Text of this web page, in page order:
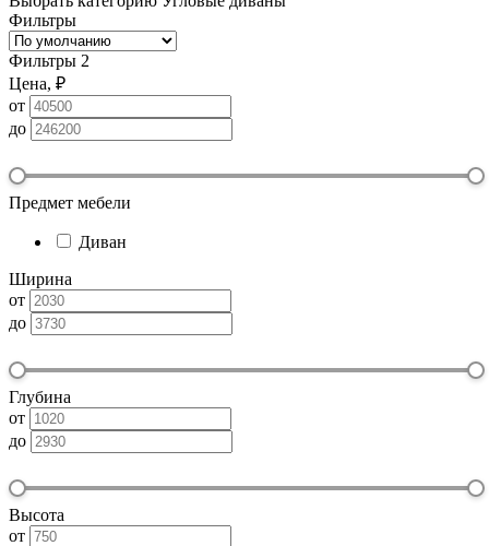
Фильтры
Фильтры 2
Цена, ₽
от
до
Предмет мебели
Диван
Ширина
от
до
Глубина
от
до
Высота
от